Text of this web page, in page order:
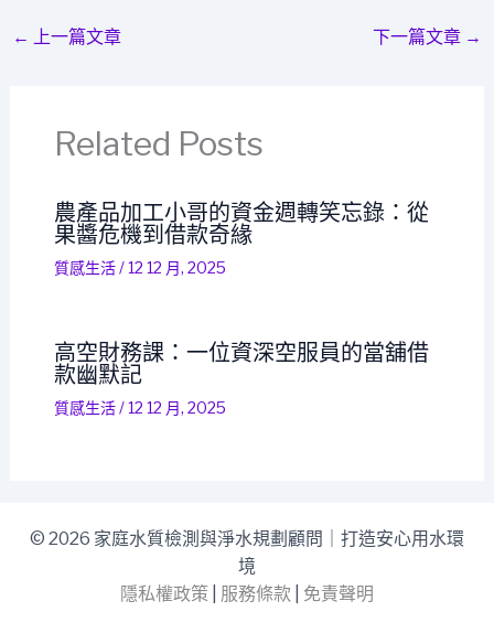
← 上一篇文章 下一篇文章 →
Related Posts
農產品加工小哥的資金週轉笑忘錄：從
果醬危機到借款奇緣
質感生活/12 12 月, 2025
高空財務課：一位資深空服員的當舖借
款幽默記
質感生活/12 12 月, 2025
© 2026 家庭水質檢測與淨水規劃顧問｜打造安心用水環
境
隱私權政策
服務條款 免責聲明